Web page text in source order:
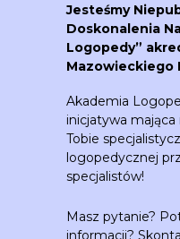
Jesteśmy
Doskonalenia
Logopedy”
Mazowieckiego
Akademia
inicjatywa mająca
Tobie
logopedycznej
specjalistów!
Masz pytanie?
informacji?